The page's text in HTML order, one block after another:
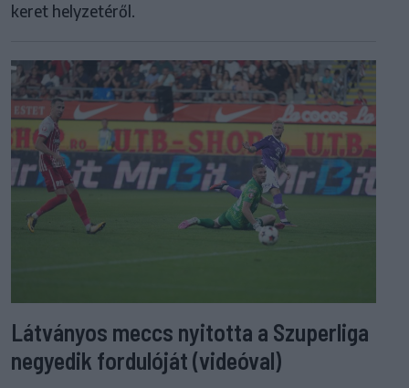
keret helyzetéről.
Látványos meccs nyitotta a Szuperliga
negyedik fordulóját (videóval)